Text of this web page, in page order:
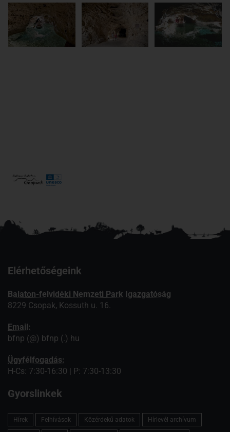
Elérhetőségeink
Balaton-felvidéki Nemzeti Park Igazgatóság
8229 Csopak, Kossuth u. 16.
Email:
bfnp (@) bfnp (.) hu
Ügyfélfogadás:
H-Cs: 7:30-16:30 | P: 7:30-13:30
Gyorslinkek
Hírek Felhívások Közérdekű adatok Hírlevél archívum